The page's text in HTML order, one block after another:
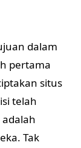
dalam
pertama
situs
telah
Tak